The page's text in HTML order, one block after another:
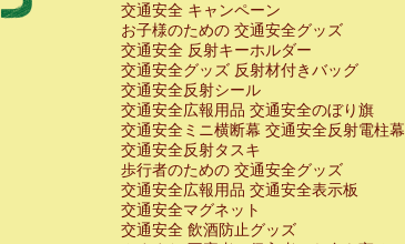
交通安全 キャンペーン
お子様のための 交通安全グッズ
交通安全 反射キーホルダー
交通安全グッズ 反射材付きバッグ
交通安全反射シール
交通安全広報用品 交通安全のぼり旗
交通安全ミニ横断幕 交通安全反射電柱幕
交通安全反射タスキ
歩行者のための 交通安全グッズ
交通安全広報用品 交通安全表示板
交通安全マグネット
交通安全 飲酒防止グッズ